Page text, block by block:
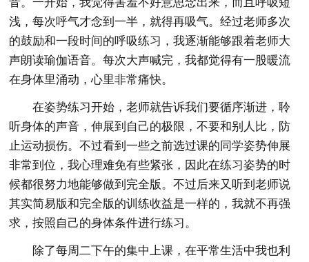
浅，每次呼气才念到一半，就得再吸气。经过老师多次
的鼓励和一段时间的呼吸练习，我逐渐能够跟着老师大
声朗读瑜伽语音。每次大声喊完，我都觉得有一股暖流
在身体里涌动，心里非常痛快。
在姿势练习开始，老师就告诉我们要循序渐进，聆
听身体的声音，伸展到自己的极限，不要和别人比，防
止运动损伤。不过看到一些之前选过课的同学姿势伸展
非常到位，我心理难免有些紧张，因此在练习姿势的时
候都很努力地能够做到完全版。不过后来又听到老师说
其实简易版和完全版的训练收益是一样的，我就不再强
求，按照自己的身体条件进行练习。
除了每周二下午的集中上课，在平常生活中我也利